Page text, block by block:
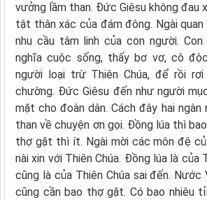
vưởng lầm than. Đức Giêsu không đau
tật thân xác của đám đông. Ngài
nhu cầu tâm linh của con người.
nghĩa cuộc sống, thấy bơ vơ, cô
người loại trừ Thiên Chúa, để rồi
chường. Đức Giêsu đến như người
mặt cho đoàn dân. Cách đây hai ngàn
than về chuyện ơn gọi. Đồng lúa thì
thợ gặt thì ít. Ngài mời các môn đệ
nài xin với Thiên Chúa. Đồng lúa là của
cũng là của Thiên Chúa sai đến.
cũng cần bao thợ gặt. Có bao nhiêu